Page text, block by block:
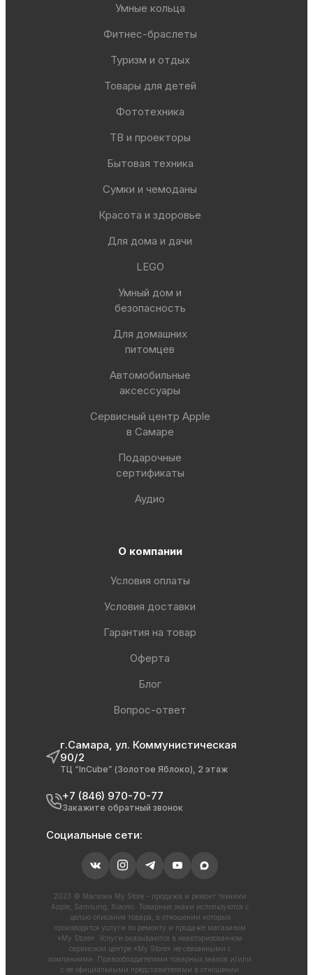
Умные кольца
Фитнес-браслеты
Туризм и отдых
Товары для детей
Фототехника
ТВ и проекторы
Бытовая техника
Сумки и чемоданы
Красота и здоровье
Для дома и дачи
LEGO
Умный дом и
безопасность
Для домашних
питомцев
Автомобильные
аксессуары
Сервисный центр Apple
в Самаре
Подарочные
сертификаты
Аудио
О компании
Условия оплаты
Условия доставки
Гарантия на товар
Оферта
Блог
Вопрос-ответ
г.Самара, ул. Коммунистическая
90/2
ТЦ “InCube” (Золотое Яблоко), 2 этаж
+7 (846) 970-70-77
Закажите обратный звонок
Социальные сети:
2023 © Магазин My Store - продажа и ремонт техники
Apple, Samsung, Xiaomi. Товарные знаки используются с
целью описания товара, в отношении которых
производятся услуги по ремонту и продаже магазином
«My Store». Услуги оказываются в неавторизованном
сервисном центре «My Store» не связанными с
компаниями. Правообладателями товарных знаков и/или
с ее официальными представителями в отношении